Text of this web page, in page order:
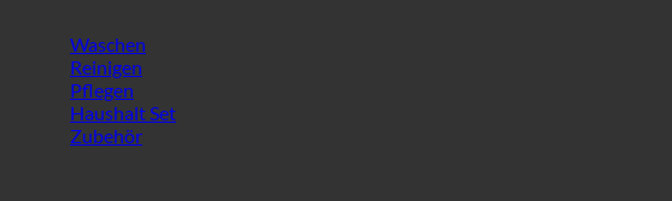
Waschen
Reinigen
Pflegen
Haushalt Set
Zubehör